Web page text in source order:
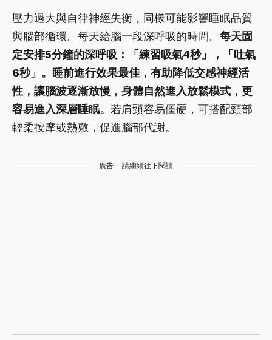
壓力過大與自律神經失衡，同樣可能影響睡眠品質
與腦部循環。每天給腦一段深呼吸的時間。 每天固
定安排5分鐘的深呼吸：「練習吸氣4秒」，「吐氣
6秒」。睡前進行效果最佳，有助降低交感神經活
性，讓腦波逐漸放慢，身體自然進入放鬆模式，更
容易進入深層睡眠。 若肩頸容易僵硬，可搭配頸部
輕柔按摩或熱敷，促進腦部代謝。
廣告 - 請繼續往下閱讀